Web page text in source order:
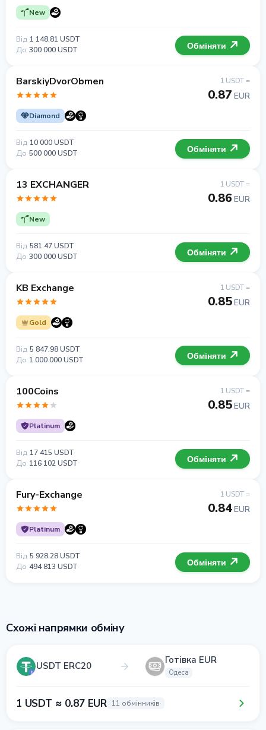
New
Від 1 148.81 USDT
До 300 000 USDT Обміняти
BarskiyDvorObmen
Diamond
1 USDT =
0.87 EUR
Від 10 000 USDT
До 500 000 USDT Обміняти
13 EXCHANGER
New
1 USDT =
0.86 EUR
Від 581.47 USDT
До 300 000 USDT Обміняти
KB Exchange
Gold
1 USDT =
0.85EUR
Від 5 847.98 USDT
До 1 000 000 USDT Обміняти
100Coins
Platinum
1 USDT =
0.85EUR
Від 17 415 USDT
До 116 102 USDT Обміняти
Fury-Exchange
Platinum
1 USDT =
0.84EUR
Від 5 928.28 USDT
До 494 813 USDT Обміняти
Схожі напрямки обміну
USDT ERC20 Готівка EUR
Одеса
1 USDT ≈ 0.87 EUR 11 обмінників